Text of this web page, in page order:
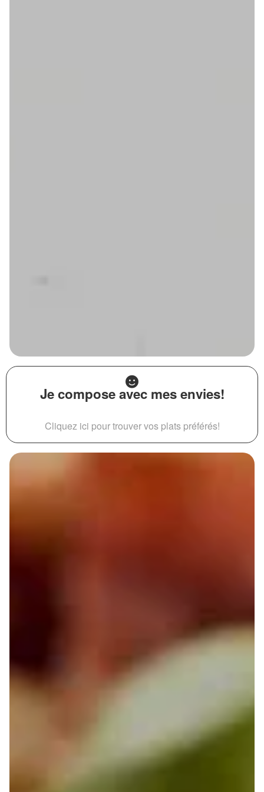
Je compose avec mes envies!
Cliquez ici pour trouver vos plats préférés!